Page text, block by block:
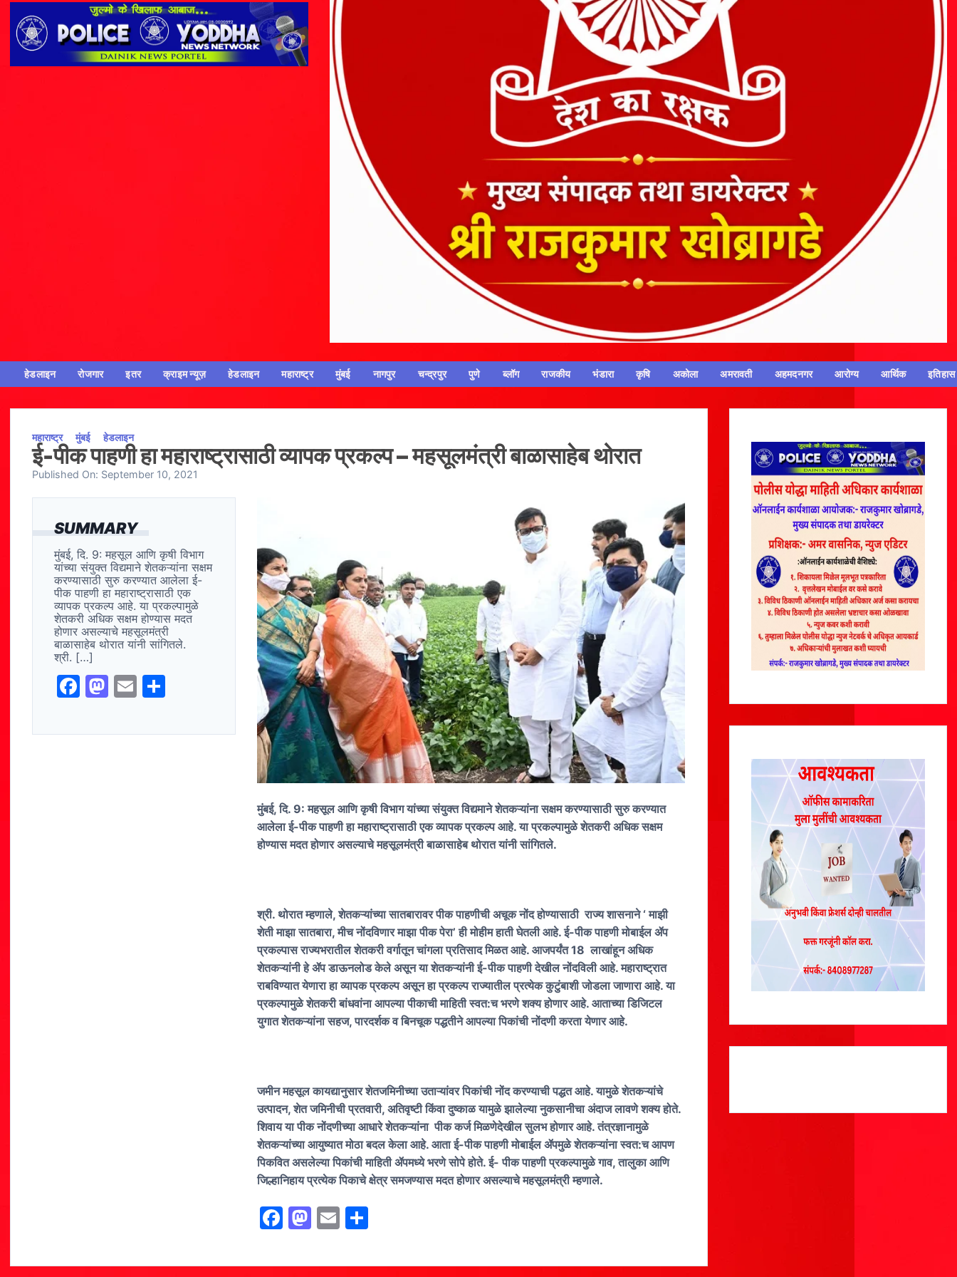
हेडलाइन रोजगार इतर क्राइम न्यूज़ हेडलाइन महाराष्ट्र मुंबई नागपुर चन्द्रपुर पुणे ब्लॉग राजकीय भंडारा कृषि अकोला अमरावती अहमदनगर आरोग्य आर्थिक इतिहास
महाराष्ट्र मुंबई हेडलाइन
ई-पीक पाहणी हा महाराष्ट्रासाठी व्यापक प्रकल्प – महसूलमंत्री बाळासाहेब थोरात
Published On: September 10, 2021
SUMMARY
मुंबई, दि. 9: महसूल आणि कृषी विभाग
यांच्या संयुक्त विद्यमाने शेतकऱ्यांना सक्षम
करण्यासाठी सुरु करण्यात आलेला ई-
पीक पाहणी हा महाराष्ट्रासाठी एक
व्यापक प्रकल्प आहे. या प्रकल्पामुळे
शेतकरी अधिक सक्षम होण्यास मदत
होणार असल्याचे महसूलमंत्री
बाळासाहेब थोरात यांनी सांगितले.
श्री. […]
F
c
M
st
E
ai ar
मुंबई, दि. 9: महसूल आणि कृषी विभाग यांच्या संयुक्त विद्यमाने शेतकऱ्यांना सक्षम करण्यासाठी सुरु करण्यात
आलेला ई-पीक पाहणी हा महाराष्ट्रासाठी एक व्यापक प्रकल्प आहे. या प्रकल्पामुळे शेतकरी अधिक सक्षम
होण्यास मदत होणार असल्याचे महसूलमंत्री बाळासाहेब थोरात यांनी सांगितले.
श्री. थोरात म्हणाले, शेतकऱ्यांच्या सातबारावर पीक पाहणीची अचूक नोंद होण्यासाठी राज्य शासनाने ‘ माझी
शेती माझा सातबारा, मीच नोंदविणार माझा पीक पेरा’ ही मोहीम हाती घेतली आहे. ई-पीक पाहणी मोबाईल ॲप
प्रकल्पास राज्यभरातील शेतकरी वर्गातून चांगला प्रतिसाद मिळत आहे. आजपर्यंत 18 लाखांहून अधिक
शेतकऱ्यांनी हे ॲप डाऊनलोड केले असून या शेतकऱ्यांनी ई-पीक पाहणी देखील नोंदविली आहे. महाराष्ट्रात
राबविण्यात येणारा हा व्यापक प्रकल्प असून हा प्रकल्प राज्यातील प्रत्येक कुटुंबाशी जोडला जाणारा आहे. या
प्रकल्पामुळे शेतकरी बांधवांना आपल्या पीकाची माहिती स्वत:च भरणे शक्य होणार आहे. आताच्या डिजिटल
युगात शेतकऱ्यांना सहज, पारदर्शक व बिनचूक पद्धतीने आपल्या पिकांची नोंदणी करता येणार आहे.
जमीन महसूल कायद्यानुसार शेतजमिनीच्या उताऱ्यांवर पिकांची नोंद करण्याची पद्धत आहे. यामुळे शेतकऱ्यांचे
उत्पादन, शेत जमिनीची प्रतवारी, अतिवृष्टी किंवा दुष्काळ यामुळे झालेल्या नुकसानीचा अंदाज लावणे शक्य होते.
शिवाय या पीक नोंदणीच्या आधारे शेतकऱ्यांना पीक कर्ज मिळणेदेखील सुलभ होणार आहे. तंत्रज्ञानामुळे
शेतकऱ्यांच्या आयुष्यात मोठा बदल केला आहे. आता ई-पीक पाहणी मोबाईल ॲपमुळे शेतकऱ्यांना स्वत:च आपण
पिकवित असलेल्या पिकांची माहिती ॲपमध्ये भरणे सोपे होते. ई- पीक पाहणी प्रकल्पामुळे गाव, तालुका आणि
जिल्हानिहाय प्रत्येक पिकाचे क्षेत्र समजण्यास मदत होणार असल्याचे महसूलमंत्री म्हणाले.
F
c
M
st
E
ai
S
ar